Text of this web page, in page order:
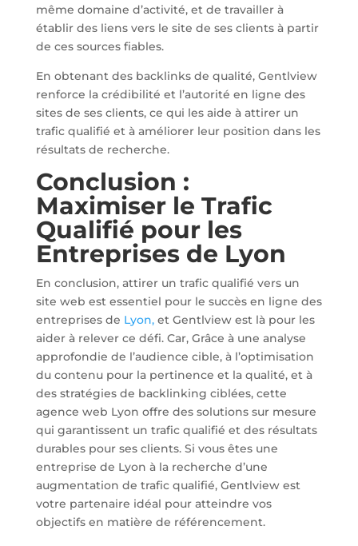
même domaine d’activité, et de travailler à
établir des liens vers le site de ses clients à partir
de ces sources fiables.
En obtenant des backlinks de qualité, Gentlview
renforce la crédibilité et l’autorité en ligne des
sites de ses clients, ce qui les aide à attirer un
trafic qualifié et à améliorer leur position dans les
résultats de recherche.
Conclusion :
Maximiser le Trafic
Qualifié pour les
Entreprises de Lyon
En conclusion, attirer un trafic qualifié vers un
site web est essentiel pour le succès en ligne des
entreprises de Lyon,et Gentlview est là pour les
aider à relever ce défi. Car, Grâce à une analyse
approfondie de l’audience cible, à l’optimisation
du contenu pour la pertinence et la qualité, et à
des stratégies de backlinking ciblées, cette
agence web Lyon offre des solutions sur mesure
qui garantissent un trafic qualifié et des résultats
durables pour ses clients. Si vous êtes une
entreprise de Lyon à la recherche d’une
augmentation de trafic qualifié, Gentlview est
votre partenaire idéal pour atteindre vos
objectifs en matière de référencement.